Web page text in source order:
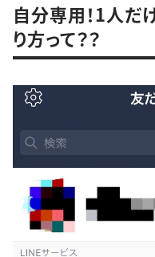
自分専用！1人だ
り方って？？